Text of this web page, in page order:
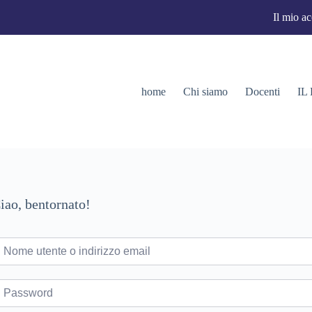
Il mio
home Chi siamo Docenti IL
bentornato!